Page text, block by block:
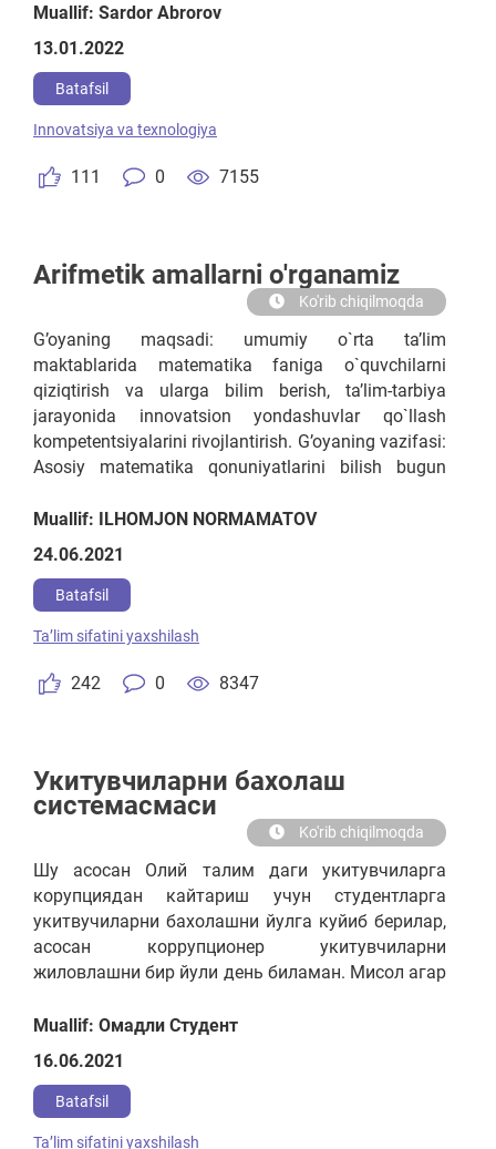
Muallif: Sardor Abrorov
13.01.2022
Batafsil
111 0 7155
Innovatsiya va texnologiya
Arifmetik amallarni o'rganamiz
Ko'rib chiqilmoqda
G’oyaning maqsadi: umumiy o`rta ta’lim
maktablarida matematika faniga o`quvchilarni
qiziqtirish va ularga bilim berish, ta’lim-tarbiya
jarayonida innovatsion yondashuvlar qo`llash
kompetentsiyalarini rivojlantirish. G’oyaning vazifasi:
Asosiy matematika qonuniyatlarini bilish bugun
matematika bilan bog‘liq: moliya, kompyuter
texnologiyalari, injeneriya va boshqalar. Shuning
farzandlarimizga «fanlarning shohi»ni o‘rgatish juda
Muallif: ILHOMJON NORMAMATOV
24.06.2021
Batafsil
242 0 8347
Taʼlim sifatini yaxshilash
Укитувчиларни бахолаш
системасмаси
Ko'rib chiqilmoqda
Шу асосан Олий талим даги укитувчиларга
корупциядан кайтариш учун студентларга
укитвучиларни бахолашни йулга куйиб берилар,
асосан коррупционер укитувчиларни
жиловлашни бир йули день биламан. Мисол агар
бечора студент лар кийналмасин (пулга сессия
ойлигидан кесилсин.
Muallif: Омадли Студент
16.06.2021
Batafsil
Taʼlim sifatini yaxshilash